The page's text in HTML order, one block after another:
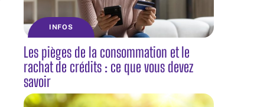
INFOS
Les pièges de la consommation et le
rachat de crédits : ce que vous devez
savoir